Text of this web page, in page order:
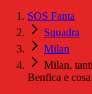
SOS Fanta
Squadra
Milan
Milan,
Benfica e